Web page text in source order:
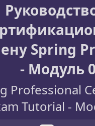
Spring
- Модуль
Professional
Tutorial -